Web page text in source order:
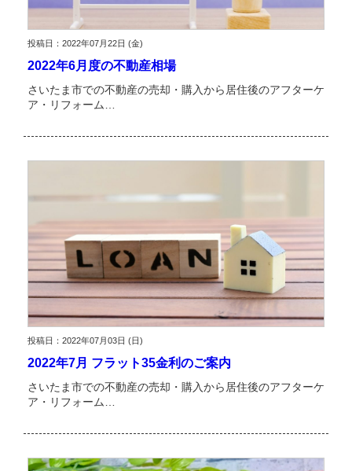
投稿日：2022年07月22日 (金)
2022年6月度の不動産相場
さいたま市での不動産の売却・購入から居住後のアフターケ
ア・リフォーム…
投稿日：2022年07月03日 (日)
2022年7月 フラット35金利のご案内
さいたま市での不動産の売却・購入から居住後のアフターケ
ア・リフォーム…